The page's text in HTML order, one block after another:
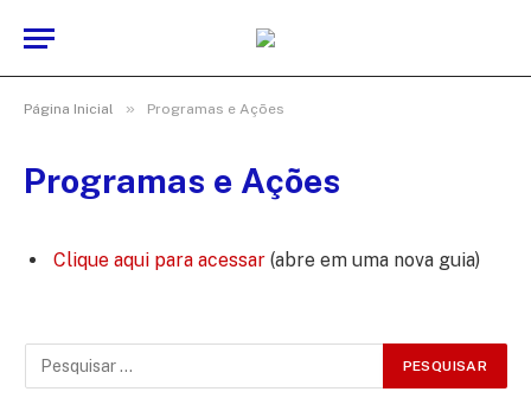
Página Inicial » Programas e Ações
Programas e Ações
Clique aqui para acessar (abre em uma nova guia)